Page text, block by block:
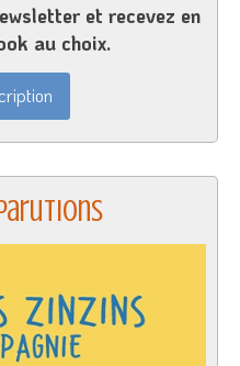
et recevez en
au choix.